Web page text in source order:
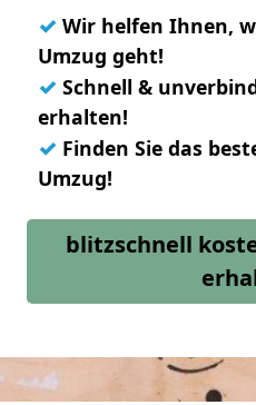
✓ Wir helfen Ihnen,
Umzug geht!
✓ Schnell &
erhalten!
✓ Finden Sie das
Umzug!
blitzschnell